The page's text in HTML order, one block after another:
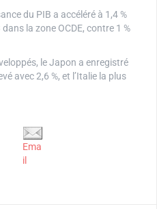
du PIB a accéléré à 1,4 %
la zone OCDE, contre 1 %
le Japon a enregistré
avec 2,6 %, et l’Italie la plus
Ema
il